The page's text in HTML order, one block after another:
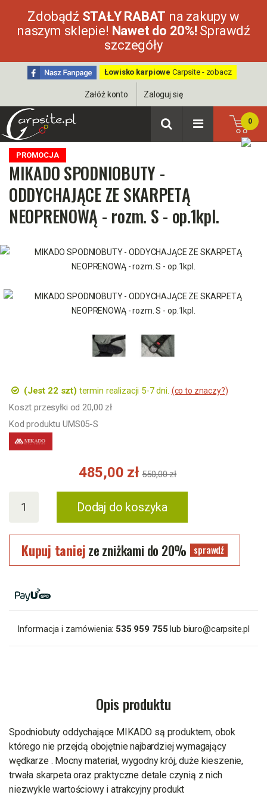
Zdobądź STAŁY RABAT na zakupy w
naszym sklepie! Nawet do 20%! Sprawdź
szczegóły
Łowisko karpiowe Carpsite - zobacz
Załóż konto Zaloguj się
0
PROMOCJA
MIKADO SPODNIOBUTY -
ODDYCHAJĄCE ZE SKARPETĄ
NEOPRENOWĄ - rozm. S - op.1kpl.
(Jest 22 szt) termin realizacji 5-7 dni. (co to znaczy?)
Koszt przesyłki od 20,00 zł
Kod produktu UMS05-S
485,00 zł 550,00 zł
Dodaj do koszyka
Kupuj taniejze zniżkami do 20% sprawdź
Informacja i zamówienia: 535 959 755 lub biuro@carpsite.pl
Opis produktu
Spodniobuty oddychające MIKADO są produktem, obok
którego nie przejdą obojętnie najbardziej wymagający
wędkarze . Mocny materiał, wygodny krój, duże kieszenie,
trwała skarpeta oraz praktyczne detale czynią z nich
niezwykle wartościowy i atrakcyjny produkt